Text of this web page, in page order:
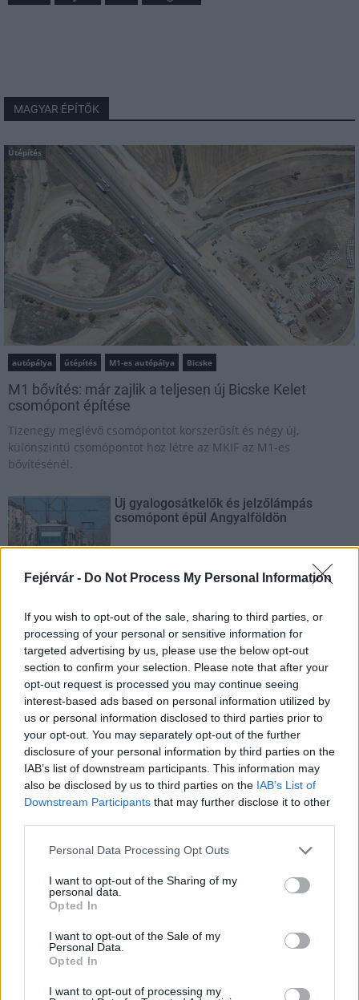
Fejérvár - Do Not Process My Personal Information
If you wish to opt-out of the sale, sharing to third parties, or
processing of your personal or sensitive information for
targeted advertising by us, please use the below opt-out
section to confirm your selection. Please note that after your
opt-out request is processed you may continue seeing
interest-based ads based on personal information utilized by
us or personal information disclosed to third parties prior to
your opt-out. You may separately opt-out of the further
disclosure of your personal information by third parties on the
IAB’s list of downstream participants. This information may
also be disclosed by us to third parties on the IAB’s List of
Downstream Participants that may further disclose it to other
Please note that this website/app uses one or more Google
not limited to your visit or usage behaviour. You may click to
grant or deny consent to Google and its third-party tags to
use your data for below specified purposes in below Google
consent section.
Personal Data Processing Opt Outs
I want to opt-out of the Sharing of my
personal data.
Opted In
I want to opt-out of the Sale of my
Personal Data.
Opted In
I want to opt-out of processing my
MAGYAR ÉPÍTŐK
Útépítés
autópálya útépítés M1-es autópálya Bicske
M1 bővítés: már zajlik a teljesen új Bicske Kelet
csomópont építése
Tizenegy meglévő csomópontot korszerűsít és négy új,
különszintű csomópontot hoz létre az MKIF az M1-es
bővítésénél.
Új gyalogosátkelők és jelzőlámpás
csomópont épül Angyalföldön
iskoláját
Látványos építési szakasz indult be a
Flórián téri felüljárón
Paks II.: Mit jelent az 5. blokk új
mérföldköve a felülvizsgálat
árnyékában?
AJÁNLJUK MÉG
Országos hírek